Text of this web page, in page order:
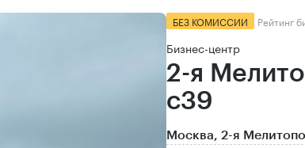
БЕЗ КОМИССИИ Рейтинг
Бизнес-центр
2-я
с39
Москва, 2-я